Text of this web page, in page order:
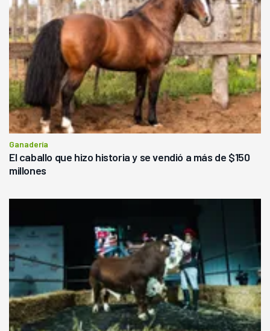
Ganadería
El caballo que hizo historia y se vendió a más de $150
millones